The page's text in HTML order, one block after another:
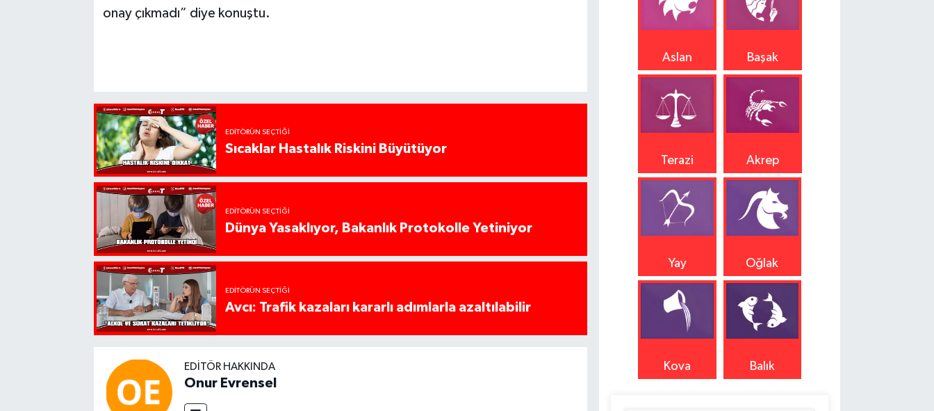
onay çıkmadı” diye konuştu.
EDITÖRÜN SEÇTIĞI
Sıcaklar Hastalık Riskini Büyütüyor
EDITÖRÜN SEÇTIĞI
Dünya Yasaklıyor, Bakanlık Protokolle Yetiniyor
EDITÖRÜN SEÇTIĞI
Avcı: Trafik kazaları kararlı adımlarla azaltılabilir
EDITÖR HAKKINDA
Onur Evrensel
Aslan Başak
Terazi Akrep
Yay Oğlak
Kova Balık